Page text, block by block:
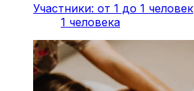
Участники: от 1 до 1 человек
1 человека